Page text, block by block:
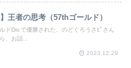
王者の思考（57thゴールド）
ドDiv.で優勝された、のどぐろうさﾋﾟさん
、お話...
2023.12.29